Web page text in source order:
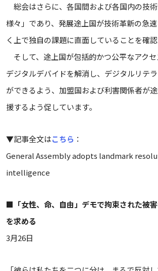
総会はさらに、各国間および各国内の技
様々」であり、発展途上国が技術革新の急
く上で独自の課題に直面していることを確認
そして、途上国が包括的かつ公平なアクセ
デジタルデバイドを解消し、デジタルリテ
ができるよう、加盟国および利害関係者が
援するよう促しています。
▼記事全文はこちら ：
General Assembly adopts landmark
intelligence
■ 「女性、命、自由」デモで拘束された被
を求める
3月26日